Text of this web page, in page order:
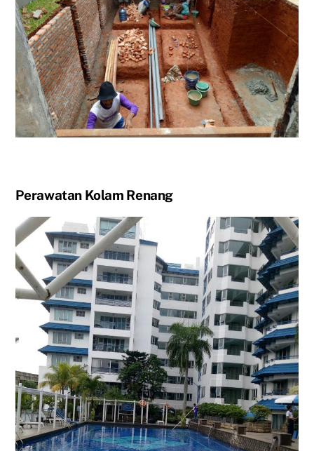
Perawatan Kolam Renang